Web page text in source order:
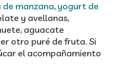
manzana, yogurt de
y avellanas,
aguacate
otro puré de fruta. Si
el acompañamiento